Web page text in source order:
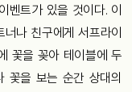
벤트가 있을 것이다. 이
나 친구에게 서프라이
꽃을 꽂아 테이블에 두
꽃을 보는 순간 상대의